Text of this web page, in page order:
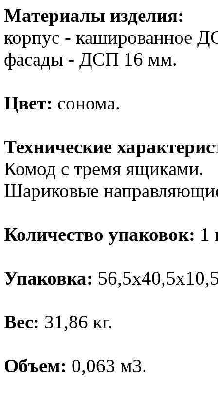
Материалы изделия:
корпус - кашированное
фасады - ДСП 16 мм.
Цвет: сонома.
Технические
Комод с тремя ящиками.
Шариковые
Количество упаковок: 1
Упаковка:
Вес: 31,86 кг.
Объем: 0,063 м3.